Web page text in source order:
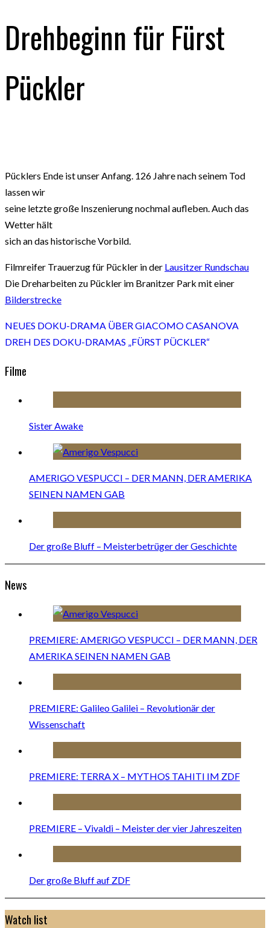
Drehbeginn für Fürst
Pückler
Pücklers Ende ist unser Anfang. 126 Jahre nach seinem Tod
lassen wir
seine letzte große Inszenierung nochmal aufleben. Auch das
Wetter hält
sich an das historische Vorbild.
Filmreifer Trauerzug für Pückler in der Lausitzer Rundschau
Die Dreharbeiten zu Pückler im Branitzer Park mit einer
Bilderstrecke
NEUES DOKU-DRAMA ÜBER GIACOMO CASANOVA
DREH DES DOKU-DRAMAS „FÜRST PÜCKLER“
Filme
Sister Awake
AMERIGO VESPUCCI – DER MANN, DER AMERIKA
SEINEN NAMEN GAB
Der große Bluff – Meisterbetrüger der Geschichte
News
PREMIERE: AMERIGO VESPUCCI – DER MANN, DER
AMERIKA SEINEN NAMEN GAB
PREMIERE: Galileo Galilei – Revolutionär der
Wissenschaft
PREMIERE: TERRA X – MYTHOS TAHITI IM ZDF
PREMIERE – Vivaldi – Meister der vier Jahreszeiten
Der große Bluff auf ZDF
Watch list